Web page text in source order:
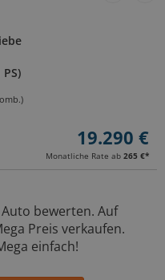
19.290 €
Monatliche Rate ab 265 €*
bewerten. Auf
Preis verkaufen.
einfach!